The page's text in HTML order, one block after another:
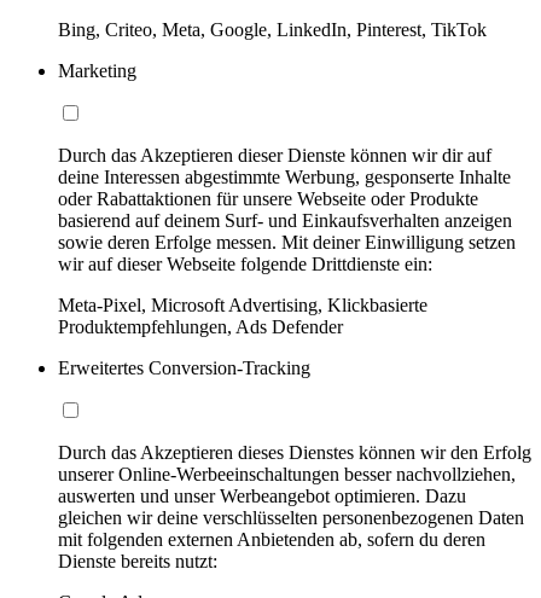
Bing, Criteo, Meta, Google, LinkedIn, Pinterest, TikTok
Marketing
Durch das Akzeptieren dieser Dienste können wir dir auf
deine Interessen abgestimmte Werbung, gesponserte Inhalte
oder Rabattaktionen für unsere Webseite oder Produkte
basierend auf deinem Surf- und Einkaufsverhalten anzeigen
sowie deren Erfolge messen. Mit deiner Einwilligung setzen
wir auf dieser Webseite folgende Drittdienste ein:
Meta-Pixel, Microsoft Advertising, Klickbasierte
Produktempfehlungen, Ads Defender
Erweitertes Conversion-Tracking
Durch das Akzeptieren dieses Dienstes können wir den Erfolg
unserer Online-Werbeeinschaltungen besser nachvollziehen,
auswerten und unser Werbeangebot optimieren. Dazu
gleichen wir deine verschlüsselten personenbezogenen Daten
mit folgenden externen Anbietenden ab, sofern du deren
Dienste bereits nutzt: